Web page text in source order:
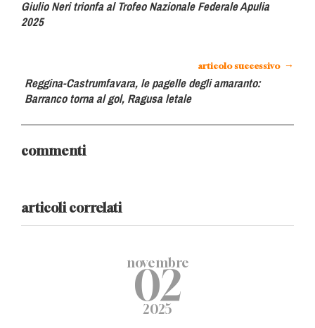
Giulio Neri trionfa al Trofeo Nazionale Federale Apulia
2025
articolo successivo →
Reggina-Castrumfavara, le pagelle degli amaranto:
Barranco torna al gol, Ragusa letale
commenti
articoli correlati
novembre
02
2025